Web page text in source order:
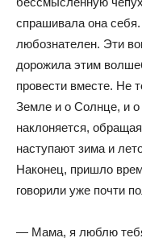
спрашивала она
любознателен. Эти
дорожила этим
провести вместе. Не
Земле и о Солнце, и о
наклоняется,
наступают зима и
Наконец, пришло
говорили уже почти
— Мама, я люблю